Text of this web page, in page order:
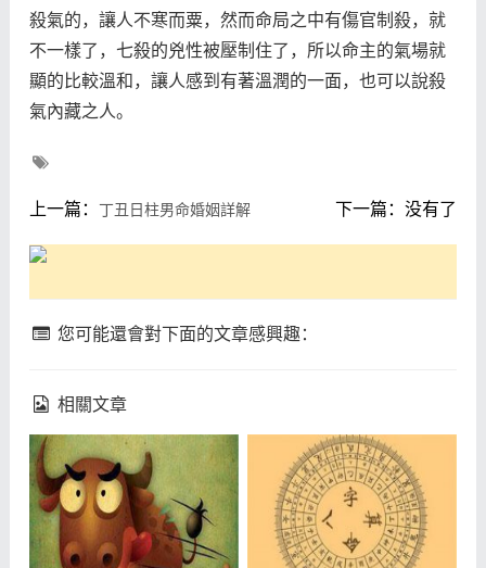
殺氣的，讓人不寒而粟，然而命局之中有傷官制殺，就
不一樣了，七殺的兇性被壓制住了，所以命主的氣場就
顯的比較溫和，讓人感到有著溫潤的一面，也可以說殺
氣內藏之人。
上一篇： 丁丑日柱男命婚姻詳解 下一篇：没有了
您可能還會對下面的文章感興趣：
相關文章